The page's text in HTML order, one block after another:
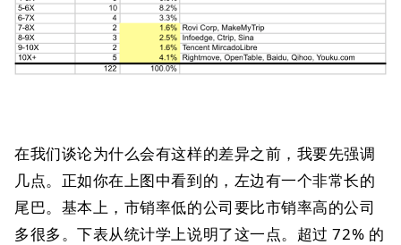
在我们谈论为什么会有这样的差异之前，我要先强调
几点。正如你在上图中看到的，左边有一个非常长的
尾巴。基本上，市销率低的公司要比市销率高的公司
多很多。下表从统计学上说明了这一点。超过 72% 的